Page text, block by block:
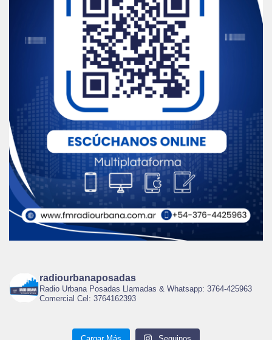
radiourbanaposadas
Radio Urbana Posadas Llamadas & Whatsapp: 3764-425963
Comercial Cel: 3764162393